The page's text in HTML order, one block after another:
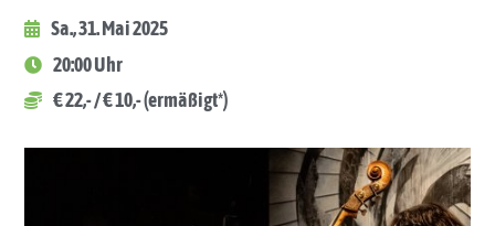
Sa., 31. Mai 2025
20:00 Uhr
€ 22,- / € 10,- (ermäßigt*)